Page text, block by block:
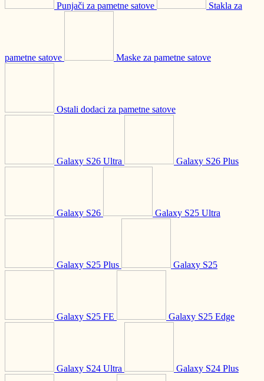
Punjači za pametne satove Stakla za
pametne satove Maske za pametne satove
Ostali dodaci za pametne satove
Galaxy S26 Ultra Galaxy S26 Plus
Galaxy S26 Galaxy S25 Ultra
Galaxy S25 Plus Galaxy S25
Galaxy S25 FE Galaxy S25 Edge
Galaxy S24 Ultra Galaxy S24 Plus